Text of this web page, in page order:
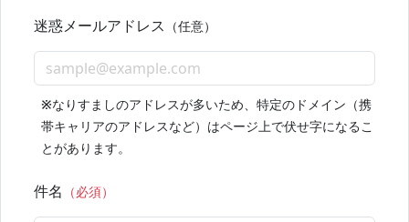
迷惑メールアドレス （任意）
※なりすましのアドレスが多いため、特定のドメイン（携
帯キャリアのアドレスなど）はページ上で伏せ字になるこ
とがあります。
件名 （必須）